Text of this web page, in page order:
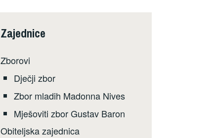
Zajednice
Zborovi
Dječji zbor
Zbor mladih Madonna Nives
Mješoviti zbor Gustav Baron
Obiteljska zajednica